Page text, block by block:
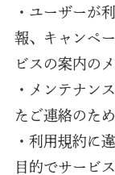
・ユーザーが
報、キャンペ
ビスの案内の
・メンテナン
たご連絡のため
・利用規約に
目的でサービ